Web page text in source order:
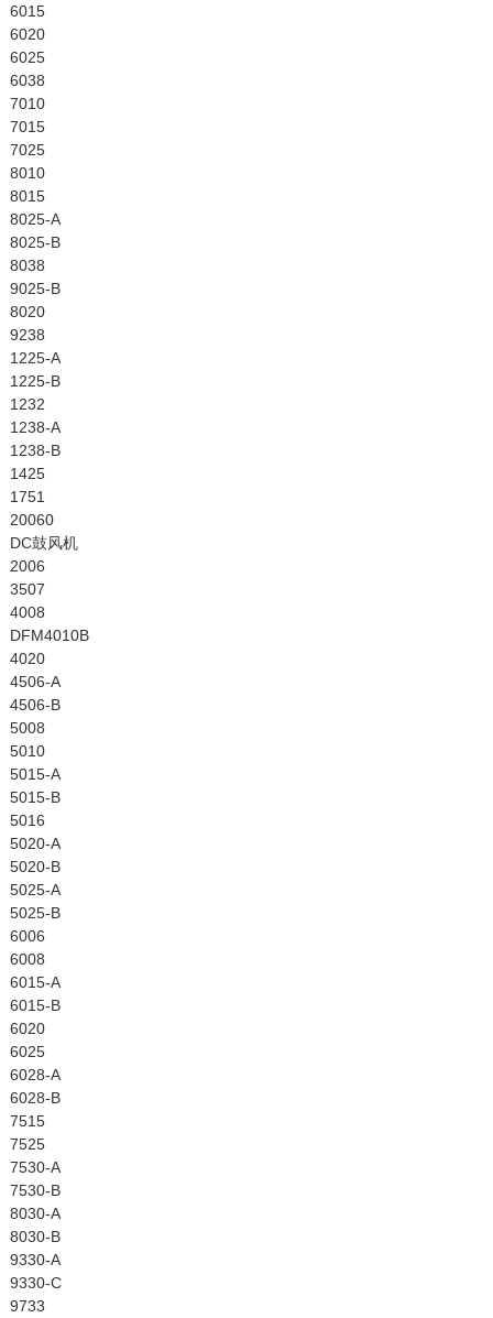
6015
6020
6025
6038
7010
7015
7025
8010
8015
8025-A
8025-B
8038
9025-B
8020
9238
1225-A
1225-B
1232
1238-A
1238-B
1425
1751
20060
DC鼓风机
2006
3507
4008
DFM4010B
4020
4506-A
4506-B
5008
5010
5015-A
5015-B
5016
5020-A
5020-B
5025-A
5025-B
6006
6008
6015-A
6015-B
6020
6025
6028-A
6028-B
7515
7525
7530-A
7530-B
8030-A
8030-B
9330-A
9330-C
9733